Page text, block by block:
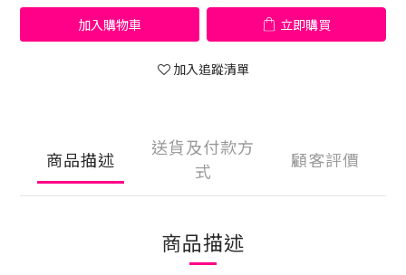
加入購物車 立即購買
加入追蹤清單
商品描述
送貨及付款方
式
顧客評價
商品描述